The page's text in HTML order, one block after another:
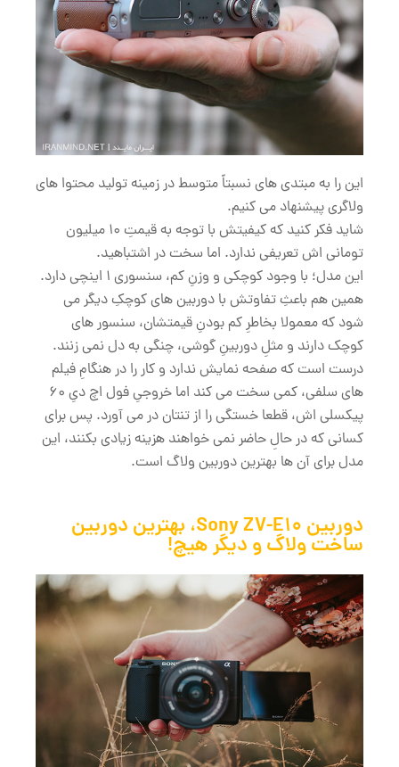
این را به مبتدی های نسبتاً متوسط در زمینه تولید محتوا های
ولاگری پیشنهاد می کنیم.
شاید فکر کنید که کیفیتش با توجه به قیمتِ 10 میلیون
تومانی اش تعریفی ندارد. اما سخت در اشتباهید.
این مدل؛ با وجود کوچکی و وزنِ کم، سنسوری 1 اینچی دارد.
همین هم باعثِ تفاوتش با دوربین های کوچکِ دیگر می
شود که معمولا بخاطرِ کم بودنِ قیمتشان، سنسور های
کوچک دارند و مثلِ دوربینِ گوشی، چنگی به دل نمی زنند.
درست است که صفحه نمایش ندارد و کار را در هنگامِ فیلم
های سلفی، کمی سخت می کند اما خروجیِ فول اچ دیِ 60
پیکسلی اش، قطعا خستگی را از تنتان در می آورد. پس برای
کسانی که در حالِ حاضر نمی خواهند هزینه زیادی بکنند، این
مدل برای آن ها بهترین دوربین ولاگ است.
دوربین Sony ZV-E10، بهترین دوربین
ساخت ولاگ و دیگر هیچ!